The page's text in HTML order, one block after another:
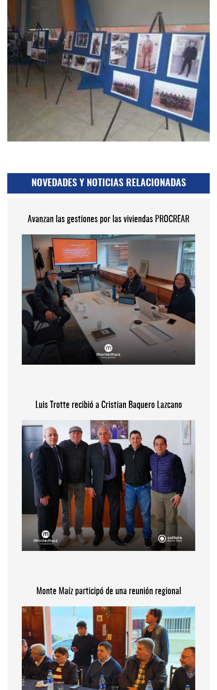
NOVEDADES Y NOTICIAS RELACIONADAS
Avanzan las gestiones por las viviendas PROCREAR
Luis Trotte recibió a Cristian Baquero Lazcano
Monte Maíz participó de una reunión regional